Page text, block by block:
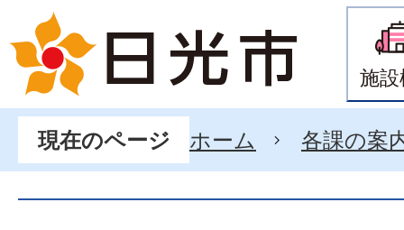
施
現在のページ ホーム 各課の案